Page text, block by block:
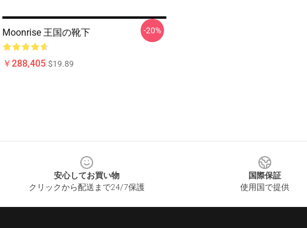
Moonrise 王国の靴下
￥288,405 $19.89
-20%
安心してお買い物
クリックから配送まで24/7保護
国際保証
使用国で提供